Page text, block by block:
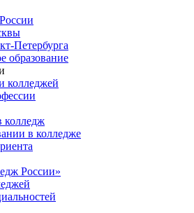
Петербурга
образование
колледжей
колледж
в колледже
России»